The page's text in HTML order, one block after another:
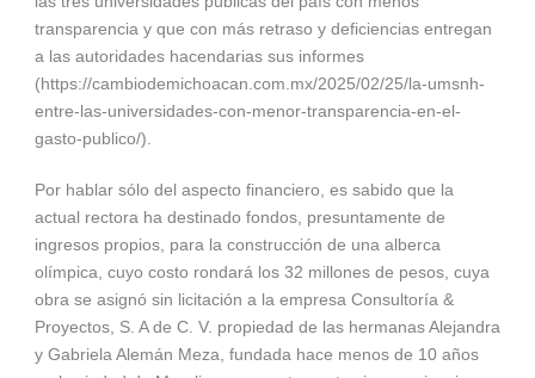
transparencia y que con más retraso y deficiencias entregan
a las autoridades hacendarias sus informes
(https://cambiodemichoacan.com.mx/2025/02/25/la-umsnh-
entre-las-universidades-con-menor-transparencia-en-el-
gasto-publico/).
Por hablar sólo del aspecto financiero, es sabido que la
actual rectora ha destinado fondos, presuntamente de
ingresos propios, para la construcción de una alberca
olímpica, cuyo costo rondará los 32 millones de pesos, cuya
obra se asignó sin licitación a la empresa Consultoría &
Proyectos, S. A de C. V. propiedad de las hermanas Alejandra
y Gabriela Alemán Meza, fundada hace menos de 10 años